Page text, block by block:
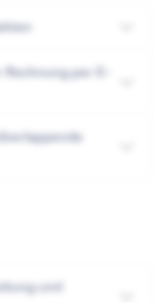
per E-
und